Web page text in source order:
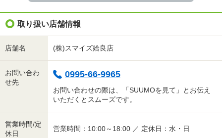
取り扱い店舗情報
店舗名 (株)スマイズ姶良店
お問い合わ
せ先
0995-66-9965
お問い合わせの際は、「SUUMOを見て」とお伝え
いただくとスムーズです。
営業時間/定
休日
営業時間：10:00～18:00 ／ 定休日：水・日